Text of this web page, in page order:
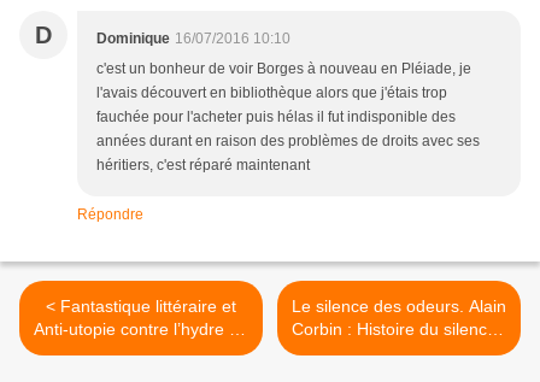
D Dominique 16/07/2016 10:10
c'est un bonheur de voir Borges à nouveau en Pléiade, je
l'avais découvert en bibliothèque alors que j'étais trop
fauchée pour l'acheter puis hélas il fut indisponible des
années durant en raison des problèmes de droits avec ses
héritiers, c'est réparé maintenant
Répondre
< Fantastique littéraire et
Anti-utopie contre l’hydre de
l’Etat aux pays scandinaves
Le silence des odeurs. Alain
Corbin : Histoire du silence ;
Le Miasme et la jonquille. >